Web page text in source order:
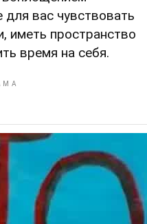
для вас чувствовать
иметь пространство
время на себя.